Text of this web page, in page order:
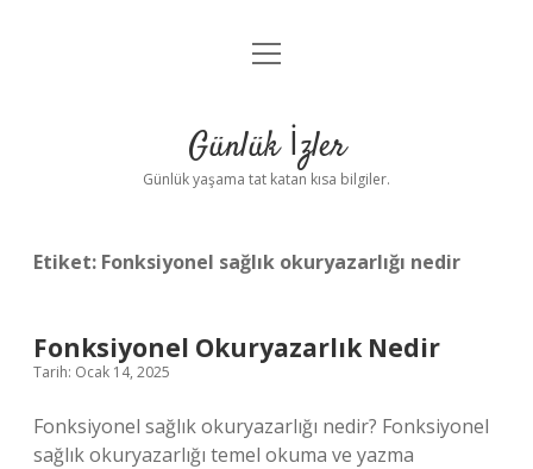
Anasayfa
Yasal Uyarı
menüyü
Günlük İzler
Günlük yaşama tat katan kısa bilgiler.
Etiket: Fonksiyonel sağlık okuryazarlığı nedir
Fonksiyonel Okuryazarlık Nedir
Tarih: Ocak 14, 2025
Fonksiyonel sağlık okuryazarlığı nedir? Fonksiyonel
sağlık okuryazarlığı temel okuma ve yazma